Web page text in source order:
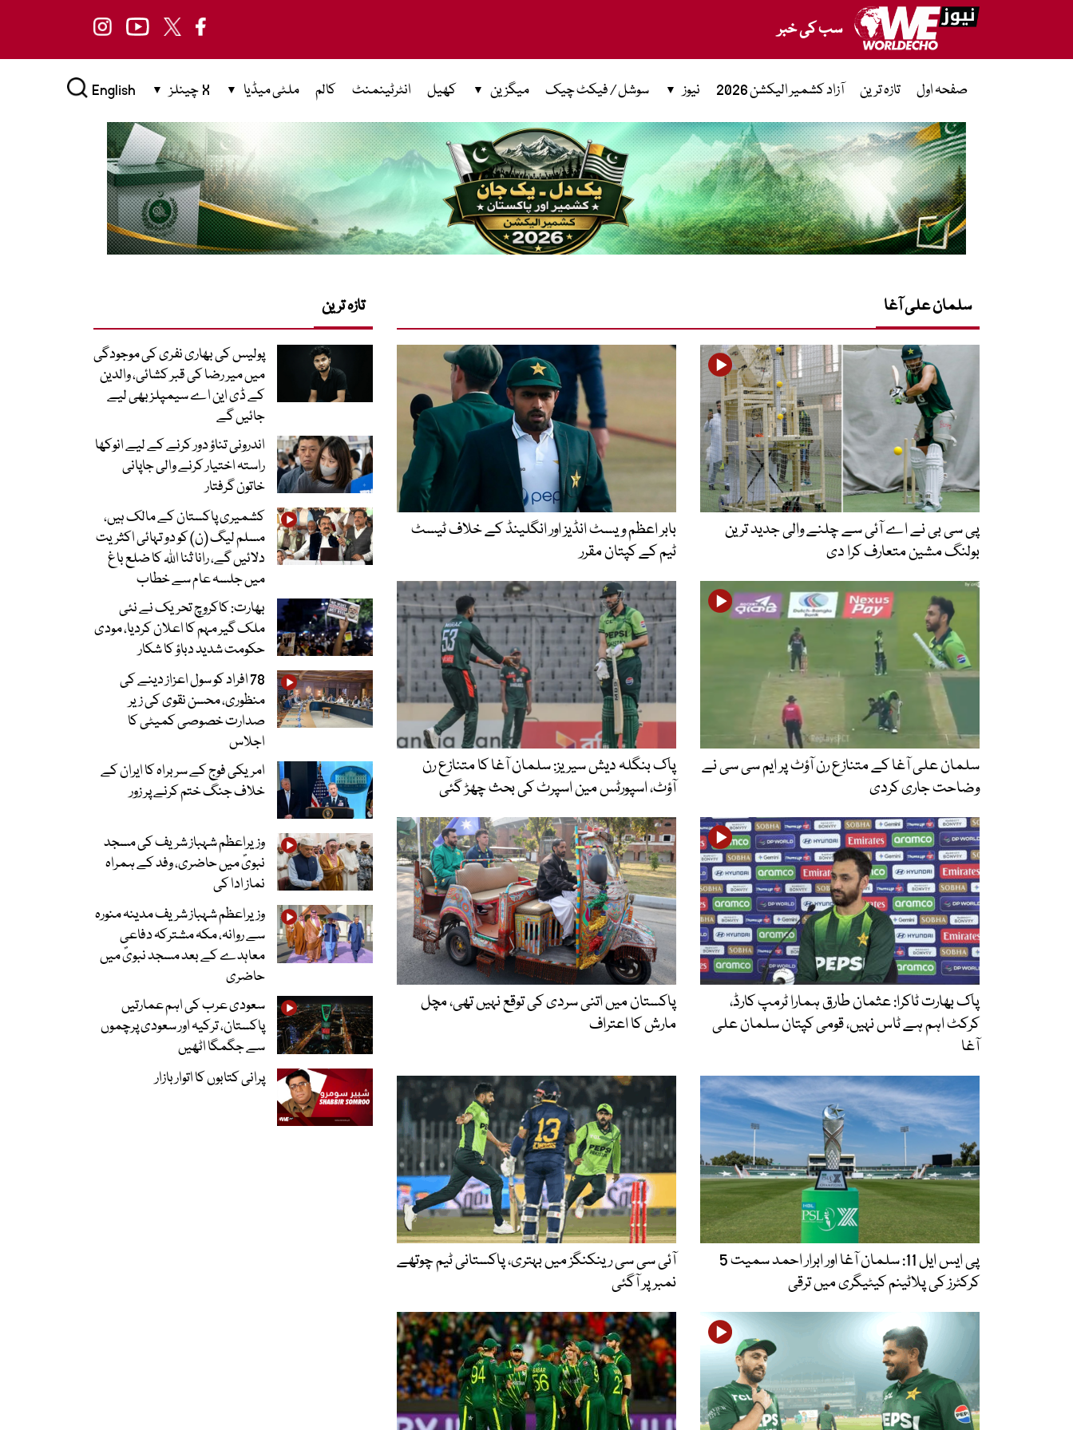
سب کی خبر
صفحہ اول تازہ ترین آزاد کشمیر الیکشن 2026 نیوز سوشل / فیکٹ چیک میگزین کھیل انٹرٹینمنٹ کالم ملٹی میڈیا X چینلز English
سلمان علی آغا
پی سی بی نے اے آئی سے چلنے والی جدید ترین
بولنگ مشین متعارف کرا دی
بابر اعظم ویسٹ انڈیز اور انگلینڈ کے خلاف ٹیسٹ
ٹیم کے کپتان مقرر
سلمان علی آغا کے متنازع رن آؤٹ پر ایم سی سی نے
وضاحت جاری کردی
پاک بنگلہ دیش سیریز: سلمان آغا کا متنازع رن
آؤٹ، اسپورٹس مین اسپرٹ کی بحث چھڑ گئی
پاک بھارت ٹاکرا: عثمان طارق ہمارا ٹرمپ کارڈ،
کرکٹ اہم ہے ٹاس نہیں، قومی کپتان سلمان علی
آغا
پاکستان میں اتنی سردی کی توقع نہیں تھی، مچل
مارش کا اعتراف
پی ایس ایل 11: سلمان آغا اور ابرار احمد سمیت 5
کرکٹرز کی پلاٹینم کیٹیگری میں ترقی
آئی سی سی رینکنگز میں بہتری، پاکستانی ٹیم چوتھے
نمبر پر آگئی
تازہ ترین
پولیس کی بھاری نفری کی موجودگی
میں میر رضا کی قبر کشائی، والدین
کے ڈی این اے سیمپلز بھی لیے
جائیں گے
اندرونی تناؤ دور کرنے کے لیے انوکھا
راستہ اختیار کرنے والی جاپانی
خاتون گرفتار
کشمیری پاکستان کے مالک ہیں،
مسلم لیگ (ن) کو دو تہائی اکثریت
دلائیں گے، رانا ثنا اللہ کا ضلع باغ
میں جلسہ عام سے خطاب
بھارت: کاکروچ تحریک نے نئی
ملک گیر مہم کا اعلان کردیا، مودی
حکومت شدید دباؤ کا شکار
78 افراد کو سول اعزاز دینے کی
منظوری، محسن نقوی کی زیر
صدارت خصوصی کمیٹی کا
اجلاس
امریکی فوج کے سربراہ کا ایران کے
خلاف جنگ ختم کرنے پر زور
وزیراعظم شہباز شریف کی مسجد
نبویؐ میں حاضری، وفد کے ہمراہ
نماز ادا کی
وزیراعظم شہباز شریف مدینہ منورہ
سے روانہ، مکہ مشترکہ دفاعی
معاہدے کے بعد مسجد نبویؐ میں
حاضری
سعودی عرب کی اہم عمارتیں
پاکستان، ترکیہ اور سعودی پرچموں
سے جگمگا اٹھیں
پرانی کتابوں کا اتوار بازار